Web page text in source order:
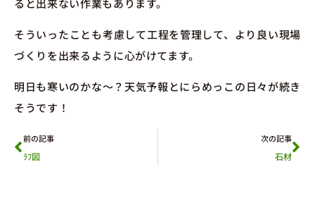
そういったことも考慮して工程を管理して、より良い現場
づくりを出来るように心がけてます。
明日も寒いのかな～？天気予報とにらめっこの日々が続き
そうです！
前の記事
ﾗﾌ図
次の記事
石材